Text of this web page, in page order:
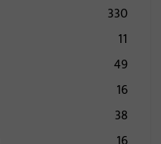
330
11
49
16
38